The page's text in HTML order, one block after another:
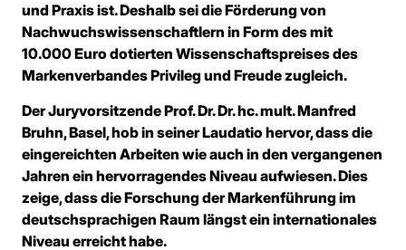
und Praxis ist. Deshalb sei die Förderung von
Nachwuchswissenschaftlern in Form des mit
10.000 Euro dotierten Wissenschaftspreises des
Markenverbandes Privileg und Freude zugleich.
Der Juryvorsitzende Prof. Dr. Dr. hc. mult. Manfred
Bruhn, Basel, hob in seiner Laudatio hervor, dass die
eingereichten Arbeiten wie auch in den vergangenen
Jahren ein hervorragendes Niveau aufwiesen. Dies
zeige, dass die Forschung der Markenführung im
deutschsprachigen Raum längst ein internationales
Niveau erreicht habe.